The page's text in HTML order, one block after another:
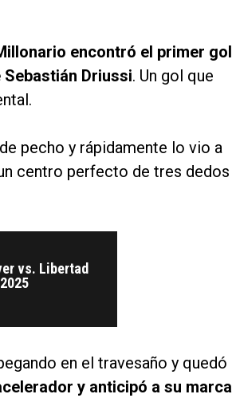
encontró el primer gol
Driussi. Un gol que
pecho y rápidamente lo vio a
centro perfecto de tres dedos
vs. Libertad
en el travesaño y quedó
y anticipó a su marca